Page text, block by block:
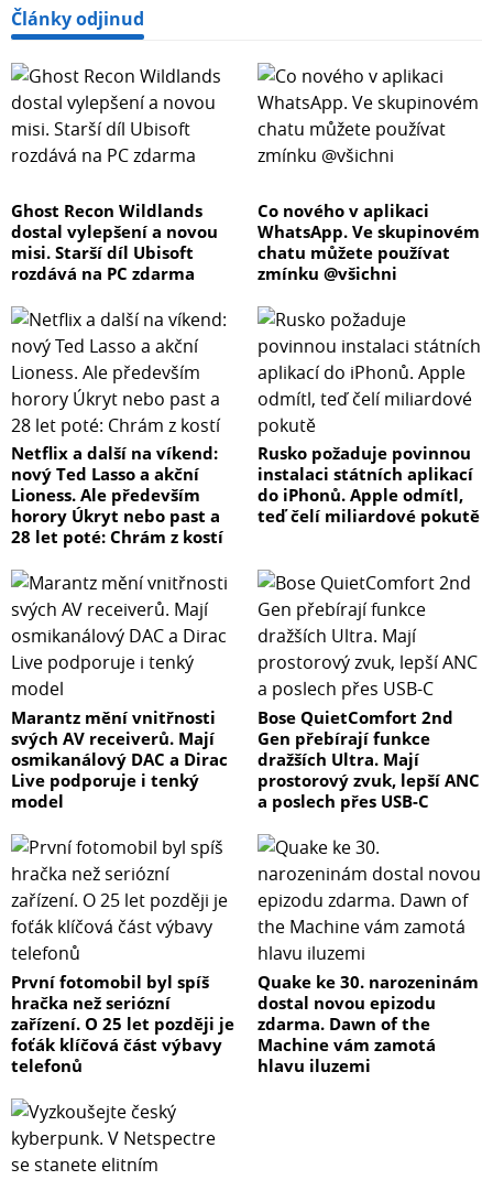
Články odjinud
Ghost Recon Wildlands
dostal vylepšení a novou
misi. Starší díl Ubisoft
rozdává na PC zdarma
Co nového v aplikaci
WhatsApp. Ve skupinovém
chatu můžete používat
zmínku @všichni
Netflix a další na víkend:
nový Ted Lasso a akční
Lioness. Ale především
horory Úkryt nebo past a
28 let poté: Chrám z kostí
Rusko požaduje povinnou
instalaci státních aplikací
do iPhonů. Apple odmítl,
teď čelí miliardové pokutě
Marantz mění vnitřnosti
svých AV receiverů. Mají
osmikanálový DAC a Dirac
Live podporuje i tenký
model
Bose QuietComfort 2nd
Gen přebírají funkce
dražších Ultra. Mají
prostorový zvuk, lepší ANC
a poslech přes USB-C
První fotomobil byl spíš
hračka než seriózní
zařízení. O 25 let později je
foťák klíčová část výbavy
telefonů
Quake ke 30. narozeninám
dostal novou epizodu
zdarma. Dawn of the
Machine vám zamotá
hlavu iluzemi